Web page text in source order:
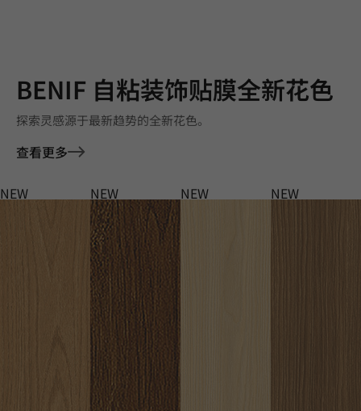
BENIF 自粘装饰贴膜全新花色
探索灵感源于最新趋势的全新花色。
查看更多
NEW NEW NEW NEW